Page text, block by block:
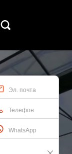

Эл. почта
Телефон
WhatsApp